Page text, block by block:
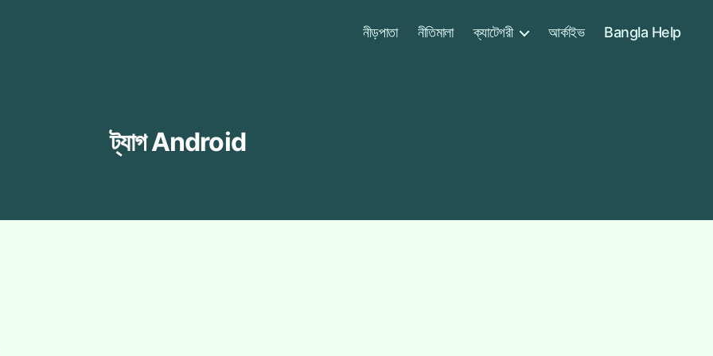
নীড়পাতা নীতিমালা ক্যাটেগরী আর্কাইভ Bangla Help
ট্যাগAndroid